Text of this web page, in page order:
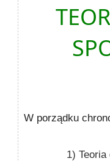
W porządku
1)